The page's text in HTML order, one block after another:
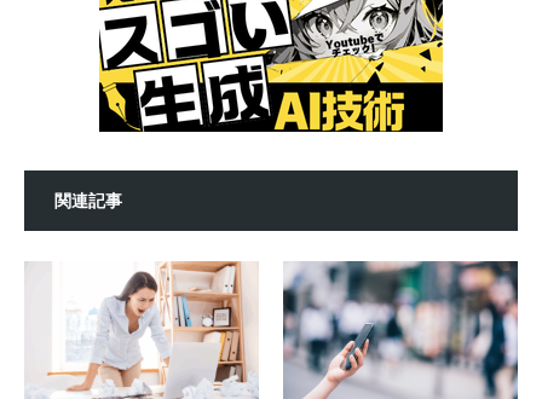
関連記事